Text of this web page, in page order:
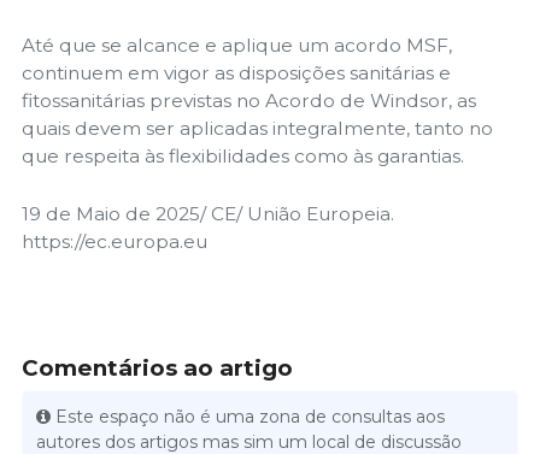
Até que se alcance e aplique um acordo MSF,
continuem em vigor as disposições sanitárias e
fitossanitárias previstas no Acordo de Windsor, as
quais devem ser aplicadas integralmente, tanto no
que respeita às flexibilidades como às garantias.
19 de Maio de 2025/ CE/ União Europeia.
https://ec.europa.eu
Comentários ao artigo
Este espaço não é uma zona de consultas aos
autores dos artigos mas sim um local de discussão